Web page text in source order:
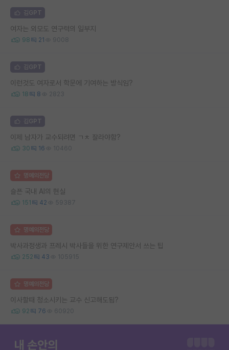
김GPT
여자는 외모도 연구력의 일부지
98 21 9008
김GPT
이런것도 여자로서 학문에 기여하는 방식임?
18 8 2823
김GPT
이제 남자가 교수되려면 ㄱㅊ 잘라야함?
30 16 10460
명예의전당
슬픈 국내 AI의 현실
151 42 59387
명예의전당
박사과정생과 프레시 박사들을 위한 연구제안서 쓰는 팁
252 43 105915
명예의전당
이사할때 청소시키는 교수 신고해도됨?
92 76 60920